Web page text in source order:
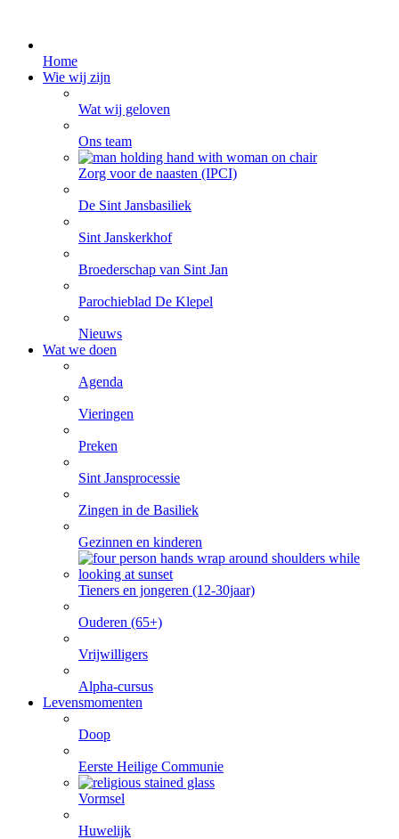
Home
Wie wij zijn
Wat wij geloven
Ons team
Zorg voor de naasten (IPCI)
De Sint Jansbasiliek
Sint Janskerkhof
Broederschap van Sint Jan
Parochieblad De Klepel
Nieuws
Wat we doen
Agenda
Vieringen
Preken
Sint Jansprocessie
Zingen in de Basiliek
Gezinnen en kinderen
Tieners en jongeren (12-30jaar)
Ouderen (65+)
Vrijwilligers
Alpha-cursus
Levensmomenten
Doop
Eerste Heilige Communie
Vormsel
Huwelijk